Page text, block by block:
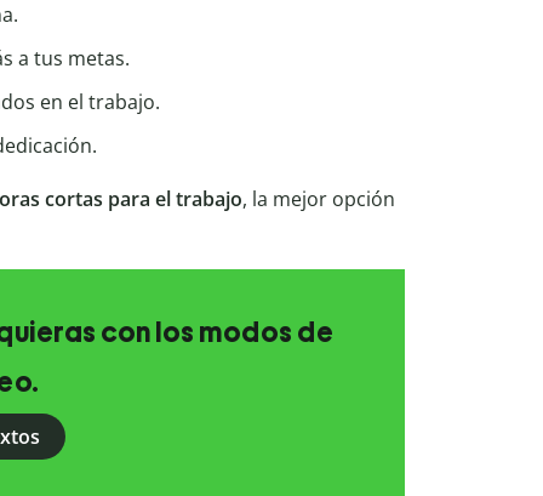
a tus metas.
en el trabajo.
cortas para el trabajo, la mejor opción
con los modos de